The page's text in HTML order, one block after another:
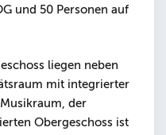
und 50 Personen auf
liegen neben
mit integrierter
der
Obergeschoss ist